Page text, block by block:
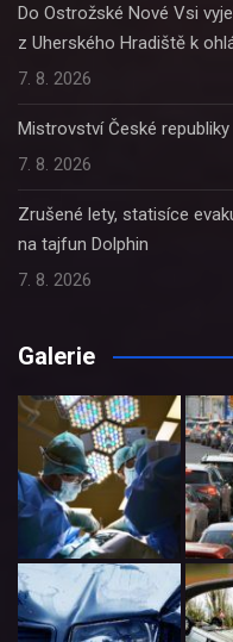
Do Ostrožské Nové Vsi
z Uherského Hradiště k
7. 8. 2026
Mistrovství České
7. 8. 2026
Zrušené lety, statisíce
na tajfun Dolphin
7. 8. 2026
Galerie